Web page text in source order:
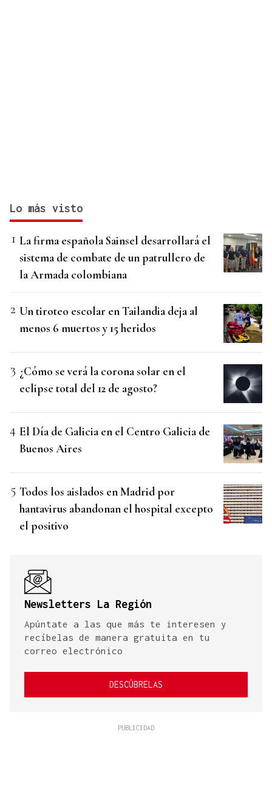
Lo más visto
La firma española Sainsel desarrollará el
sistema de combate de un patrullero de
la Armada colombiana
Un tiroteo escolar en Tailandia deja al
menos 6 muertos y 15 heridos
¿Cómo se verá la corona solar en el
eclipse total del 12 de agosto?
El Día de Galicia en el Centro Galicia de
Buenos Aires
Todos los aislados en Madrid por
hantavirus abandonan el hospital excepto
el positivo
Newsletters La Región
Apúntate a las que más te interesen y
recíbelas de manera gratuita en tu
correo electrónico
DESCÚBRELAS